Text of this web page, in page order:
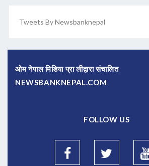
Tweets By Newsbanknepal
ओम नेपाल मिडिया प्रा लीद्वारा संचालित
NEWSBANKNEPAL.COM
FOLLOW US